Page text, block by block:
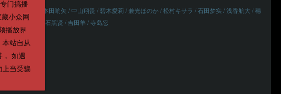
门搞播
小众网
播放界
本站自从
， 如遇
上当受骗
乃 / 尾碕真花 / 本田响矢 / 中山翔贵 / 碧木愛莉 / 兼光ほのか / 松村キサラ / 石田梦实 / 浅香航大 / 穗
/ 矢田亚希子 / 石黑贤 / 吉田羊 / 寺岛忍